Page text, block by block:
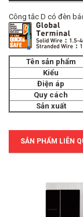
Công tắc D có đèn
Tên sản phẩm
Kiểu
Điện áp
Quy cách
Sản xuất
SẢN PHẨM LIÊN